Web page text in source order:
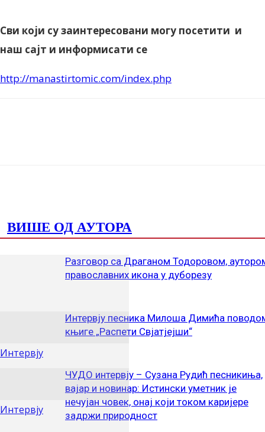
Сви који су заинтересовани могу посетити и
наш сајт и информисати се
http://manastirtomic.com/index.php
ВИШЕ ОД АУТОРА
Интервју
Разговор са Драганом Тодоровом,
православних икона у дуборезу
Интервју
Интервју песника Милоша Димића
књиге „Распети Свјатјејши“
ЧУДО интервју – Сузана Рудић песникиња,
вајар и новинар: Истински уметник је
нечујан човек, онај који током каријере
задржи природност